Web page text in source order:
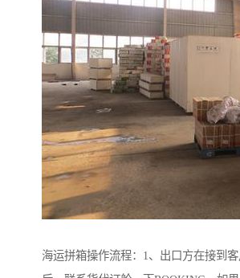
海运拼箱操作流程：1、出口方在接到